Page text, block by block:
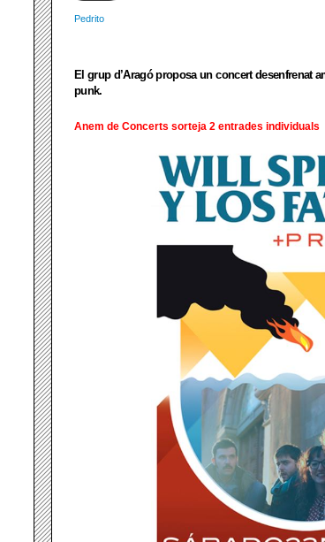
Pedrito
El grup d’Aragó proposa un concert desenfrenat
punk.
Anem de Concerts sorteja 2 entrades individuals